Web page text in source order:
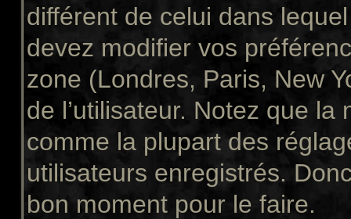
différent de celui dans
devez modifier vos
zone (Londres, Paris, New
de l’utilisateur. Notez que
comme la plupart des
utilisateurs enregistrés.
bon moment pour le faire.